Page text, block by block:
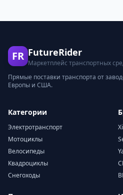
FR FutureRider
Маркетплейс транспортных
Прямые поставки транспорта от
Европы и США.
Категории
Электротранспорт
Мотоциклы
Велосипеды
Квадроциклы
Снегоходы